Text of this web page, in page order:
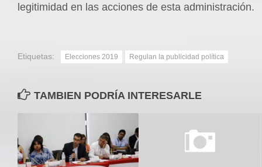
legitimidad en las acciones de esta administración.
Etiquetas: Elecciones 2019 Regulan la publicidad política
TAMBIEN PODRÍA INTERESARLE